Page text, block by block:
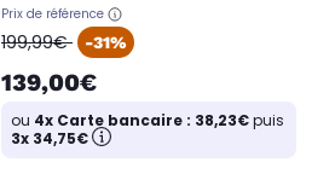
Prix de référence
oldPrice
199,99€ -31%
139,00€
ou 4x Carte bancaire : 38,23€puis
3x 34,75€